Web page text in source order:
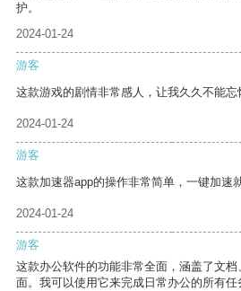
护。
2024-01-24
游客
这款游戏的剧情非常感人，让我久久不能忘
2024-01-24
游客
这款加速器app的操作非常简单，一键加速
2024-01-24
游客
这款办公软件的功能非常全面，涵盖了文
面。我可以使用它来完成日常办公的所有任